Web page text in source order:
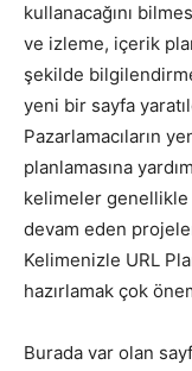
kullanacağını
ve izleme, içerik
şekilde
yeni bir sayfa
Pazarlamacıların
planlamasına
kelimeler genellikle
devam eden
Kelimenizle URL
hazırlamak çok
Burada var olan